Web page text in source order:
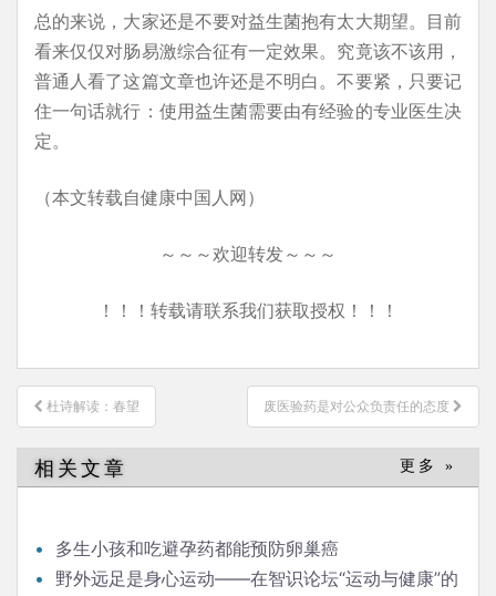
总的来说，大家还是不要对益生菌抱有太大期望。目前
看来仅仅对肠易激综合征有一定效果。究竟该不该用，
普通人看了这篇文章也许还是不明白。不要紧，只要记
住一句话就行：使用益生菌需要由有经验的专业医生决
定。
（本文转载自健康中国人网）
～～～欢迎转发～～～
！！！转载请联系我们获取授权！！！
文
章
导
航
杜诗解读：春望 废医验药是对公众负责任的态度
相关文章 更多 »
多生小孩和吃避孕药都能预防卵巢癌
野外远足是身心运动——在智识论坛“运动与健康”的